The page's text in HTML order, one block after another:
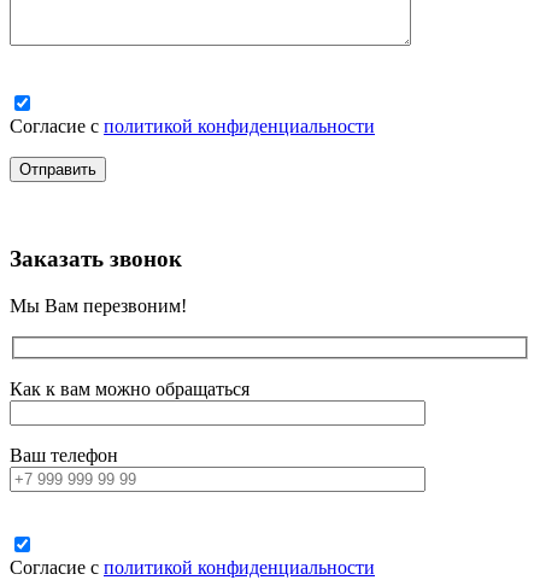
Согласие с политикой конфиденциальности
Заказать звонок
Мы Вам перезвоним!
Как к вам можно обращаться
Ваш телефон
Согласие с политикой конфиденциальности